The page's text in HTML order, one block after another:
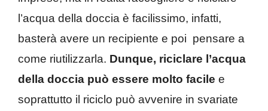
l’acqua della doccia è facilissimo, infatti,
basterà avere un recipiente e poi pensare a
come riutilizzarla. Dunque, riciclare l’acqua
della doccia può essere molto facile e
soprattutto il riciclo può avvenire in svariate